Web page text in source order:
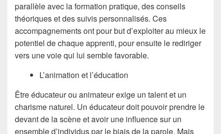
parallèle avec la formation pratique, des conseils
théoriques et des suivis personnalisés. Ces
accompagnements ont pour but d’exploiter au mieux le
potentiel de chaque apprenti, pour ensuite le rediriger
vers une voie qui lui semble favorable.
L’animation et l’éducation
Être éducateur ou animateur exige un talent et un
charisme naturel. Un éducateur doit pouvoir prendre le
devant de la scène et avoir une influence sur un
ensemble d’individus par le biais de la parole. Mais